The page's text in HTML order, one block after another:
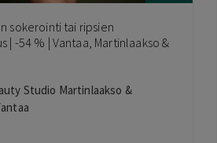
sokerointi tai ripsien
| -54 % | Vantaa, Martinlaakso &
Studio Martinlaakso &